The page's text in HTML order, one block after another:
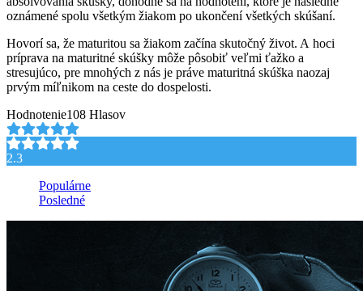
oznámené spolu všetkým žiakom po ukončení všetkých skúšaní.
Hovorí sa, že maturitou sa žiakom začína skutočný život. A hoci
príprava na maturitné skúšky môže pôsobiť veľmi ťažko a
stresujúco, pre mnohých z nás je práve maturitná skúška naozaj
prvým míľnikom na ceste do dospelosti.
Hodnotenie108 Hlasov
2.3
Populárne
Posledné